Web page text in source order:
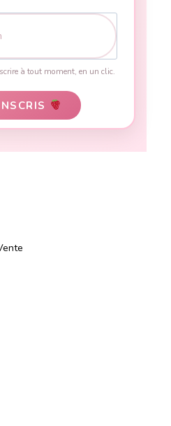
à tout moment, en un clic.